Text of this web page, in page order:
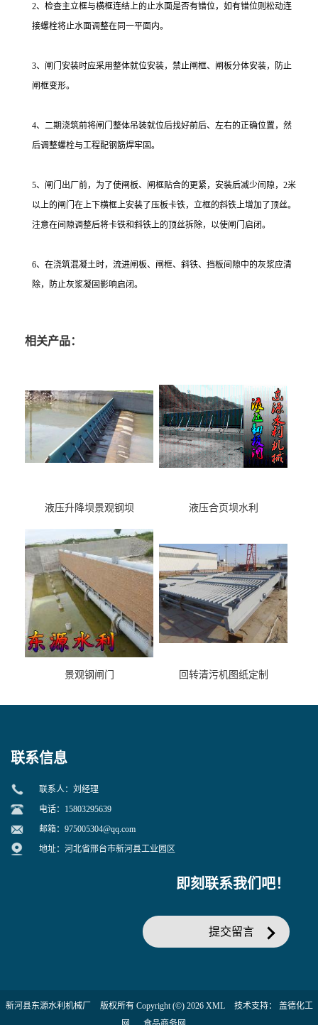
2、检查主立框与横框连结上的止水面是否有错位，如有错位则松动连
接螺栓将止水面调整在同一平面内。
3、闸门安装时应采用整体就位安装，禁止闸框、闸板分体安装，防止
闸框变形。
4、二期浇筑前将闸门整体吊装就位后找好前后、左右的正确位置，然
后调整螺栓与工程配钢筋焊牢固。
5、闸门出厂前，为了使闸板、闸框贴合的更紧，安装后减少间隙，2米
以上的闸门在上下横框上安装了压板卡铁，立框的斜铁上增加了顶丝。
注意在间隙调整后将卡铁和斜铁上的顶丝拆除，以使闸门启闭。
6、在浇筑混凝土时，流进闸板、闸框、斜铁、挡板间隙中的灰浆应清
除，防止灰浆凝固影响启闭。
相关产品：
液压升降坝景观钢坝 液压合页坝水利
景观钢闸门 回转清污机图纸定制
联系信息
联系人：刘经理
电话：15803295639
邮箱： 975005304@qq.com
地址：河北省邢台市新河县工业园区
即刻联系我们吧！
提交留言
新河县东源水利机械厂 版权所有 Copyright (©) 2026 XML 技术支持： 盖德化工